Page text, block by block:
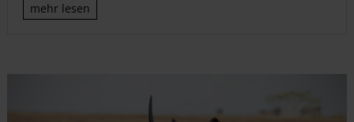
mehr lesen